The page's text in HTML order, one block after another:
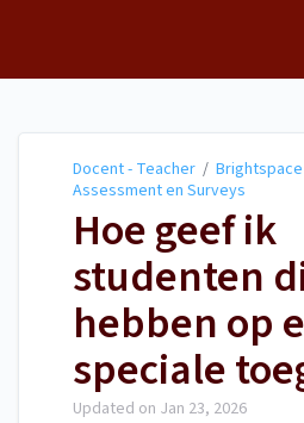
Docent - Teacher / Brightspace
Assessment en Surveys
Hoe geef ik
studenten
hebben op
speciale
Updated on Jan 23, 2026